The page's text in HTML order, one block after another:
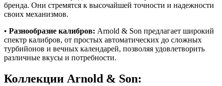
бренда. Они стремятся к высочайшей точности и надежности
своих механизмов.
• Разнообразие калибров: Arnold & Son предлагает широкий
спектр калибров, от простых автоматических до сложных
турбийонов и вечных календарей, позволяя удовлетворить
различные вкусы и потребности.
Коллекции Arnold & Son: